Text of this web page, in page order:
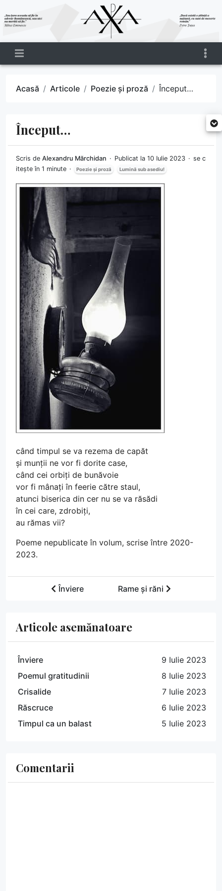
Acasă Articole Poezie și proză Început…
Început…
Scris de Alexandru Mărchidan Publicat la 10 Iulie 2023
se c
itește în 1 minute
Poezie și proză Lumină sub asediu!
când timpul se va rezema de capăt
și munții ne vor fi dorite case,
când cei orbiți de bunăvoie
vor fi mânați în feerie către staul,
atunci biserica din cer nu se va răsădi
în cei care, zdrobiți,
au rămas vii?
Poeme nepublicate în volum, scrise între 2020-
2023.
Înviere Rame și răni
Articole asemănatoare
Înviere
9 Iulie 2023
Poemul gratitudinii
8 Iulie 2023
Crisalide
7 Iulie 2023
Răscruce
6 Iulie 2023
Timpul ca un balast
5 Iulie 2023
Comentarii